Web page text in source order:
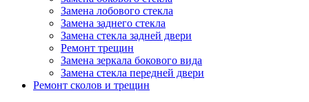
Замена лобового стекла
Замена заднего стекла
Замена стекла задней двери
Ремонт трещин
Замена зеркала бокового вида
Замена стекла передней двери
Ремонт сколов и трещин